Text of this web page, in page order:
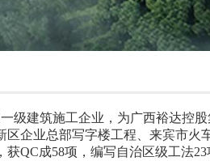
级建筑施工企业，为广西裕达控
区企业总部写字楼工程、来宾市
获QC成58项，编写自治区级工法